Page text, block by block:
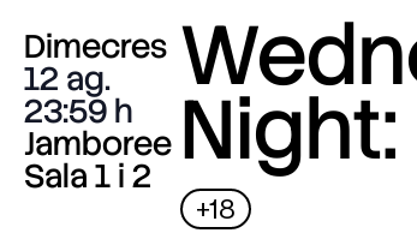
Dimecres
12 ag.
23:59
Jamboree
Sala 1 i 2 Night:
+18